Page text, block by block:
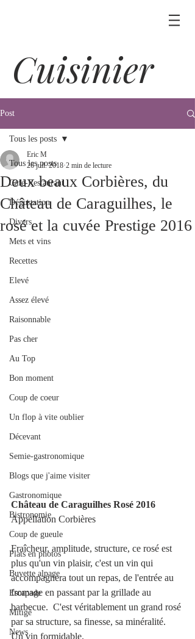
Cuisinier
Post
Tous les posts
Café-Restaurant
Dégustation
Divers
Mets et vins
Recettes
Elevé
Assez élevé
Raisonnable
Pas cher
Au Top
Bon moment
Coup de coeur
Un flop à vite oublier
Décevant
Semie-gastronomique
Blogs que j'aime visiter
Gastronomique
Bistronomie
Coup de gueule
Plats en photos
Buvette alpage
Escapade
Mitigé
News
Tous les posts
Deux beaux Corbières, du
Château de Caraguilhes, le
rosé et la cuvée Prestige 2016
Eric M
26 juil. 2018 2 min de lecture
Château de Caraguilhes Rosé 2016
Appellation Corbières
Fraîcheur, amplitude, structure, ce rosé est
plus qu'un vin plaisir, c'est un vin qui
accompagnera tout un repas, de l'entrée au
fromage en passant par la grillade au
barbecue.  C'est véritablement un grand rosé
par sa structure, sa finesse, sa minéralité.
Un vin formidable.